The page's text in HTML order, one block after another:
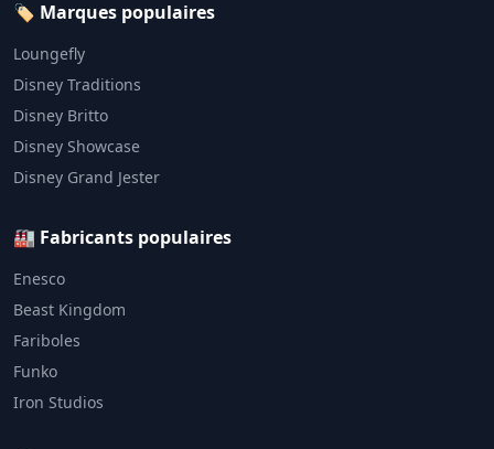
🏷️ Marques populaires
Loungefly
Disney Traditions
Disney Britto
Disney Showcase
Disney Grand Jester
🏭 Fabricants populaires
Enesco
Beast Kingdom
Fariboles
Funko
Iron Studios